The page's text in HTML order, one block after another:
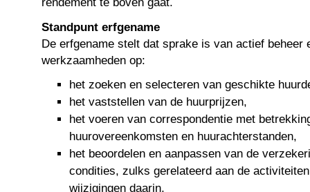
Standpunt erfgename
De erfgename stelt dat sprake is van actief beheer
werkzaamheden op:
het zoeken en selecteren van geschikte
het vaststellen van de huurprijzen,
het voeren van correspondentie met
huurovereenkomsten en huurachterstanden,
het beoordelen en aanpassen van de
condities, zulks gerelateerd aan de
wijzigingen daarin,